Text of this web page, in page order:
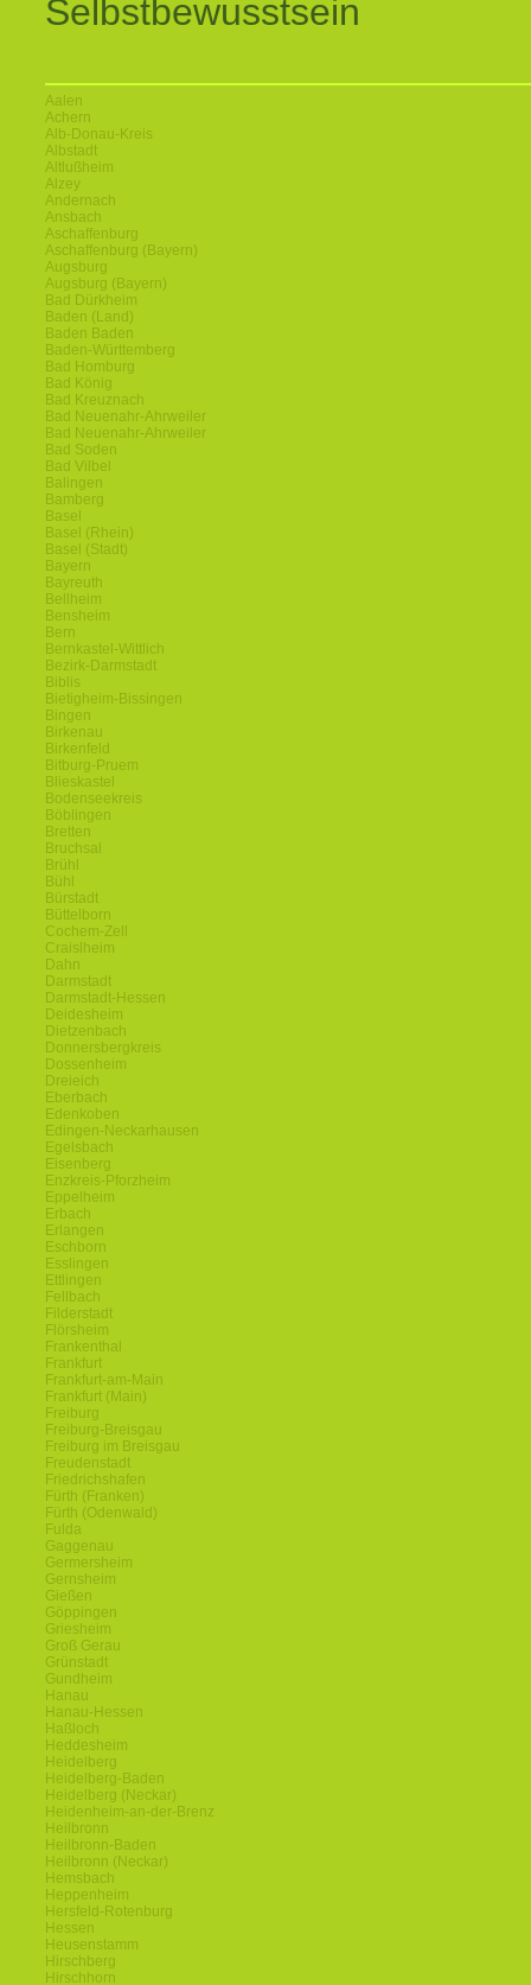
Selbstbewusstsein
Aalen
Achern
Alb-Donau-Kreis
Albstadt
Altlußheim
Alzey
Andernach
Ansbach
Aschaffenburg
Aschaffenburg (Bayern)
Augsburg
Augsburg (Bayern)
Bad Dürkheim
Baden (Land)
Baden Baden
Baden-Württemberg
Bad Homburg
Bad König
Bad Kreuznach
Bad Neuenahr-Ahrweiler
Bad Neuenahr-Ahrweiler
Bad Soden
Bad Vilbel
Balingen
Bamberg
Basel
Basel (Rhein)
Basel (Stadt)
Bayern
Bayreuth
Bellheim
Bensheim
Bern
Bernkastel-Wittlich
Bezirk-Darmstadt
Biblis
Bietigheim-Bissingen
Bingen
Birkenau
Birkenfeld
Bitburg-Pruem
Blieskastel
Bodenseekreis
Böblingen
Bretten
Bruchsal
Brühl
Bühl
Bürstadt
Büttelborn
Cochem-Zell
Craislheim
Dahn
Darmstadt
Darmstadt-Hessen
Deidesheim
Dietzenbach
Donnersbergkreis
Dossenheim
Dreieich
Eberbach
Edenkoben
Edingen-Neckarhausen
Egelsbach
Eisenberg
Enzkreis-Pforzheim
Eppelheim
Erbach
Erlangen
Eschborn
Esslingen
Ettlingen
Fellbach
Filderstadt
Flörsheim
Frankenthal
Frankfurt
Frankfurt-am-Main
Frankfurt (Main)
Freiburg
Freiburg-Breisgau
Freiburg im Breisgau
Freudenstadt
Friedrichshafen
Fürth (Franken)
Fürth (Odenwald)
Fulda
Gaggenau
Germersheim
Gernsheim
Gießen
Göppingen
Griesheim
Groß Gerau
Grünstadt
Gundheim
Hanau
Hanau-Hessen
Haßloch
Heddesheim
Heidelberg
Heidelberg-Baden
Heidelberg (Neckar)
Heidenheim-an-der-Brenz
Heilbronn
Heilbronn-Baden
Heilbronn (Neckar)
Hemsbach
Heppenheim
Hersfeld-Rotenburg
Hessen
Heusenstamm
Hirschberg
Hirschhorn